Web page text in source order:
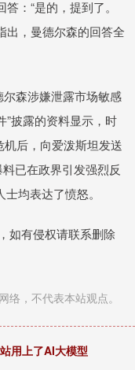
：“是的，提到了。
出，曼德尔森的回答全
森涉嫌泄露市场敏感
”披露的资料显示，时
后，向爱泼斯坦发送
已在政界引发强烈反
均表达了愤怒。
如有侵权请联系删除
络，不代表本站观点。
用上了AI大模型